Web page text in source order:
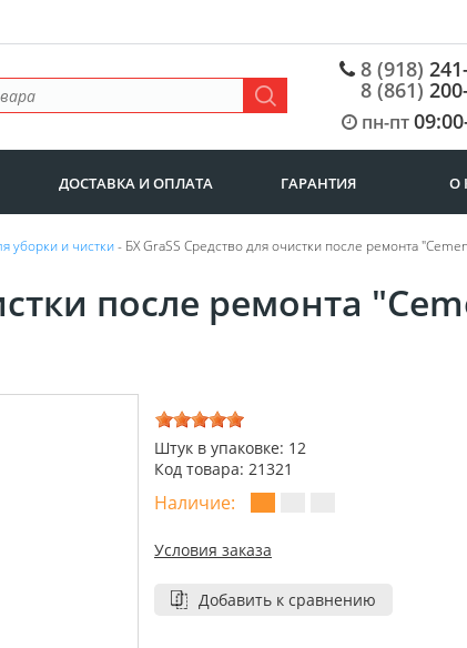
8 (918)
8 (861)
пн-пт
ДОСТАВКА И ОПЛАТА ГАРАНТИЯ О
уборки и чистки- БХ GraSS Средство для очистки после ремонта
после ремонта
Штук в упаковке: 12
Код товара: 21321
Наличие:
Условия заказа
Добавить к сравнению